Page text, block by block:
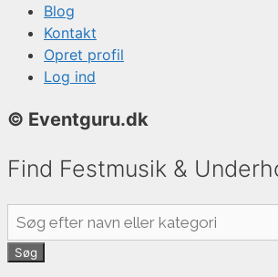
Blog
Kontakt
Opret profil
Log ind
© Eventguru.dk
Find Festmusik &
Søg